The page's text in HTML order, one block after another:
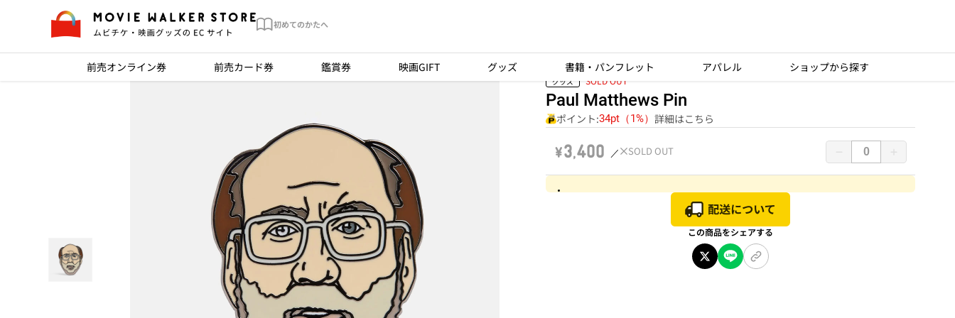
初めてのかたへ
前売オンライン券 前売カード券 鑑賞券 映画GIFT グッズ 書籍・パンフレット アパレル ショップから探す
グッズ SOLD OUT
Paul Matthews Pin
ポイント:34pt（1%） 詳細はこちら
￥3,400 SOLD OUT
この商品をシェアする